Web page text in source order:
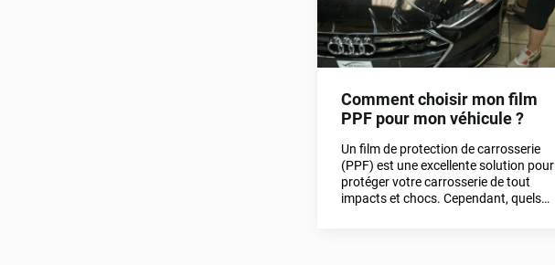
Comment choisir mon film
PPF pour mon véhicule ?
Un film de protection de carrosserie
(PPF) est une excellente solution pour
protéger votre carrosserie de tout
impacts et chocs. Cependant, quels